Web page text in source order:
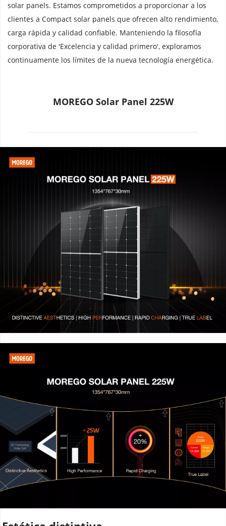
solar panels. Estamos comprometidos a proporcionar a los
clientes a Compact solar panels que ofrecen alto rendimiento,
carga rápida y calidad confiable. Manteniendo la filosofía
corporativa de 'Excelencia y calidad primero', exploramos
continuamente los límites de la nueva tecnología energética.
MOREGO Solar Panel 225W